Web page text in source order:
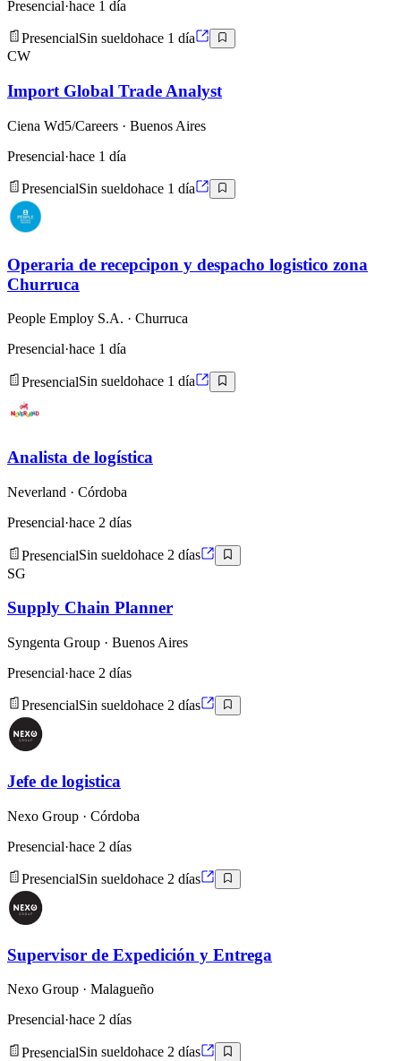
Presencial·hace 1 día
PresencialSin sueldohace 1 día
CW
Import Global Trade Analyst
Ciena Wd5/Careers · Buenos Aires
Presencial·hace 1 día
PresencialSin sueldohace 1 día
Operaria de recepcipon y despacho logistico zona
Churruca
People Employ S.A. · Churruca
Presencial·hace 1 día
PresencialSin sueldohace 1 día
Analista de logística
Neverland · Córdoba
Presencial·hace 2 días
PresencialSin sueldohace 2 días
SG
Supply Chain Planner
Syngenta Group · Buenos Aires
Presencial·hace 2 días
PresencialSin sueldohace 2 días
Jefe de logistica
Nexo Group · Córdoba
Presencial·hace 2 días
PresencialSin sueldohace 2 días
Supervisor de Expedición y Entrega
Nexo Group · Malagueño
Presencial·hace 2 días
PresencialSin sueldohace 2 días